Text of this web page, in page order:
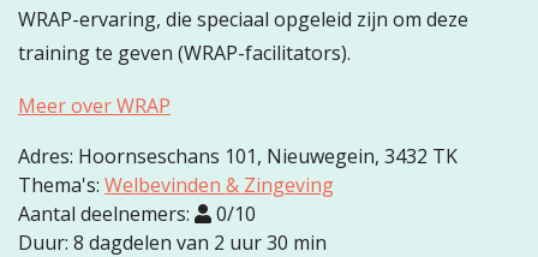
WRAP-ervaring, die speciaal opgeleid zijn om deze
training te geven (WRAP-facilitators).
Meer over WRAP
Adres: Hoornseschans 101, Nieuwegein, 3432 TK
Thema's: Welbevinden & Zingeving
Aantal deelnemers:
0/10
Duur: 8 dagdelen van 2 uur 30 min